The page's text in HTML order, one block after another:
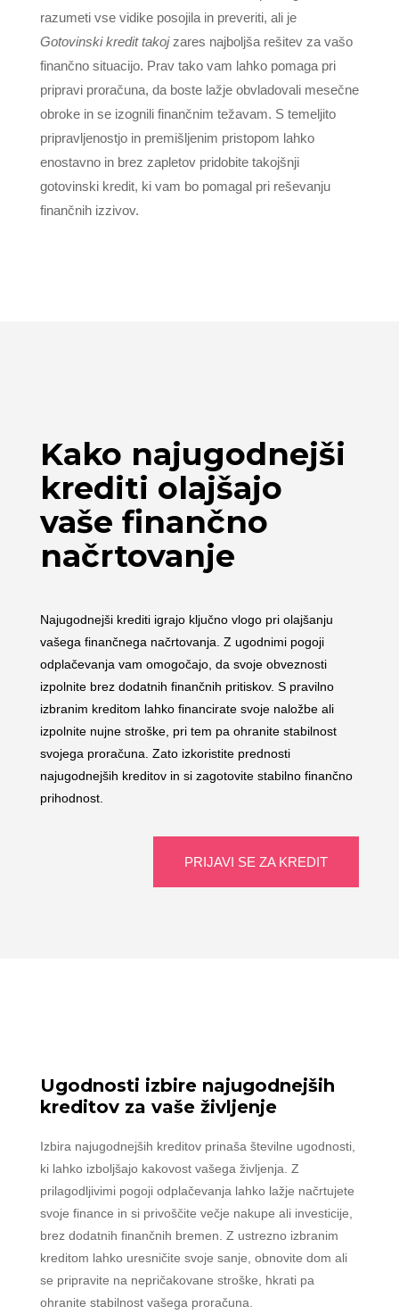
razumeti vse vidike posojila in preveriti, ali je
Gotovinski kredit takojzares najboljša rešitev za vašo
finančno situacijo. Prav tako vam lahko pomaga pri
pripravi proračuna, da boste lažje obvladovali mesečne
obroke in se izognili finančnim težavam. S temeljito
pripravljenostjo in premišljenim pristopom lahko
enostavno in brez zapletov pridobite takojšnji
gotovinski kredit, ki vam bo pomagal pri reševanju
finančnih izzivov.
Kako najugodnejši
krediti olajšajo
vaše finančno
načrtovanje
Najugodnejši krediti igrajo ključno vlogo pri olajšanju
vašega finančnega načrtovanja. Z ugodnimi pogoji
odplačevanja vam omogočajo, da svoje obveznosti
izpolnite brez dodatnih finančnih pritiskov. S pravilno
izbranim kreditom lahko financirate svoje naložbe ali
izpolnite nujne stroške, pri tem pa ohranite stabilnost
svojega proračuna. Zato izkoristite prednosti
najugodnejših kreditov in si zagotovite stabilno finančno
prihodnost.
PRIJAVI SE ZA KREDIT
Ugodnosti izbire najugodnejših
kreditov za vaše življenje
Izbira najugodnejših kreditov prinaša številne ugodnosti,
ki lahko izboljšajo kakovost vašega življenja. Z
prilagodljivimi pogoji odplačevanja lahko lažje načrtujete
svoje finance in si privoščite večje nakupe ali investicije,
brez dodatnih finančnih bremen. Z ustrezno izbranim
kreditom lahko uresničite svoje sanje, obnovite dom ali
se pripravite na nepričakovane stroške, hkrati pa
ohranite stabilnost vašega proračuna.